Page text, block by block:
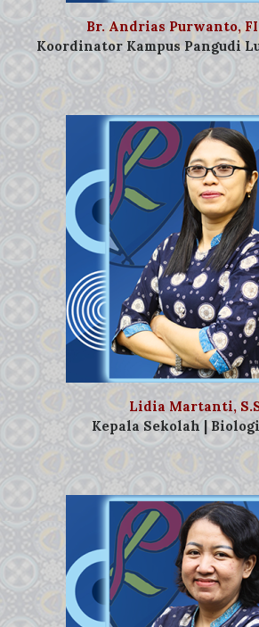
Br. Andrias Purwanto,
Koordinator Kampus Pangudi
Lidia Martanti,
Kepala Sekolah |